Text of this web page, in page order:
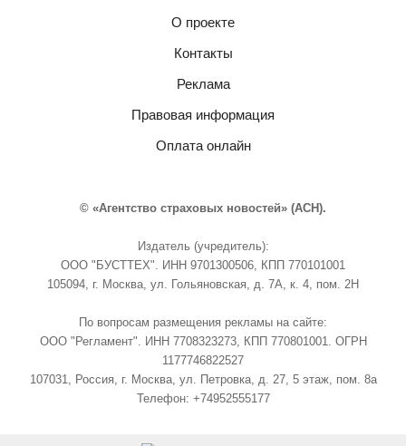
О проекте
Контакты
Реклама
Правовая информация
Оплата онлайн
© «Агентство страховых новостей» (АСН).
Издатель (учредитель):
ООО "БУСТТЕХ". ИНН 9701300506, КПП 770101001
105094, г. Москва, ул. Гольяновская, д. 7А, к. 4, пом. 2Н
По вопросам размещения рекламы на сайте:
ООО "Регламент". ИНН 7708323273, КПП 770801001. ОГРН
1177746822527
107031, Россия, г. Москва, ул. Петровка, д. 27, 5 этаж, пом. 8а
Телефон: +74952555177